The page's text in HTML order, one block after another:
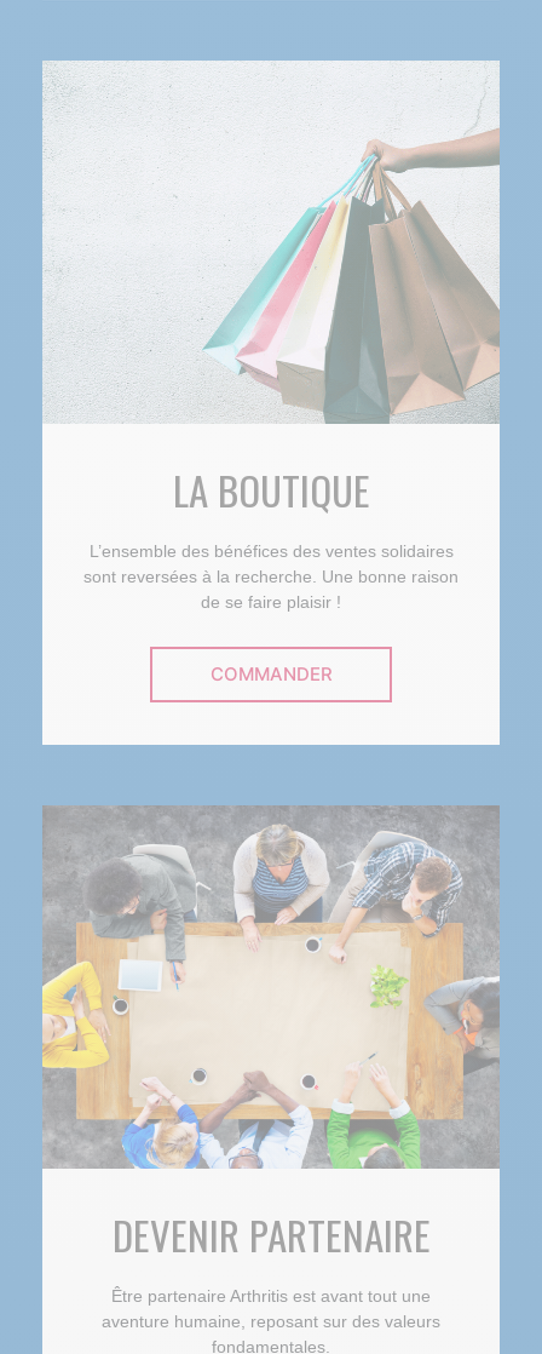
LA BOUTIQUE
L’ensemble des bénéfices des ventes solidaires
sont reversées à la recherche. Une bonne raison
de se faire plaisir !
COMMANDER
DEVENIR PARTENAIRE
Être partenaire Arthritis est avant tout une
aventure humaine, reposant sur des valeurs
fondamentales.